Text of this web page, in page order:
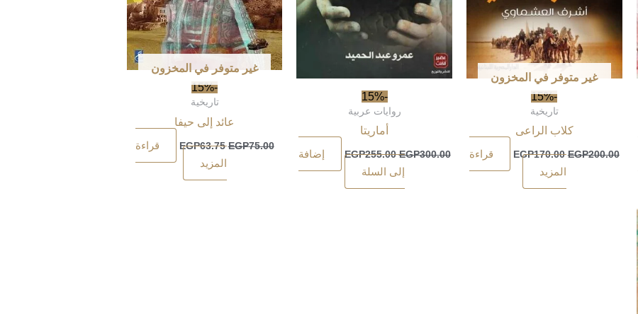
-15%
غير متوفر في المخزون
تاريخية
كلاب الراعى
EGP200.00
EGP170.00
قراءة
المزيد
-15%
روايات عربية
أماريتا
EGP300.00
EGP255.00
إضافة
إلى السلة
-15%
غير متوفر في المخزون
تاريخية
عائد إلى حيفا
EGP75.00
EGP63.75
قراءة
المزيد